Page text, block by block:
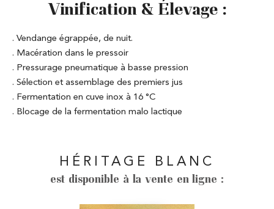
Vinification & Élevage :
. Vendange égrappée, de nuit.
. Macération dans le pressoir
. Pressurage pneumatique à basse pression
. Sélection et assemblage des premiers jus
. Fermentation en cuve inox à 16 °C
. Blocage de la fermentation malo lactique
HÉRITAGE BLANC
est disponible à la vente en ligne :